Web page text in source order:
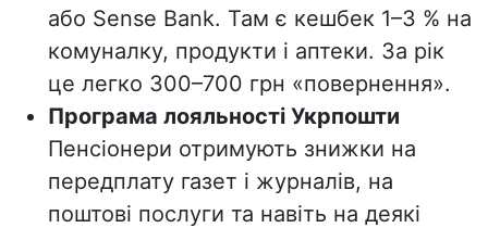
або Sense Bank. Там є кешбек 1–3 % на
комуналку, продукти і аптеки. За рік
це легко 300–700 грн «повернення».
Програма лояльності Укрпошти
Пенсіонери отримують знижки на
передплату газет і журналів, на
поштові послуги та навіть на деякі